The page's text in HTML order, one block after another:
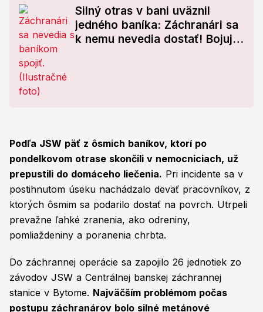
Silný otras v bani uväznil
jedného baníka: Záchranári sa
k nemu nevedia dostať! Bojujú
Podľa JSW päť z ôsmich baníkov, ktorí po
pondelkovom otrase skončili v nemocniciach, už
prepustili do domáceho liečenia. Pri incidente sa v
postihnutom úseku nachádzalo deväť pracovníkov, z
ktorých ôsmim sa podarilo dostať na povrch. Utrpeli
prevažne ľahké zranenia, ako odreniny,
pomliaždeniny a poranenia chrbta.
Do záchrannej operácie sa zapojilo 26 jednotiek zo
závodov JSW a Centrálnej banskej záchrannej
stanice v Bytome. Najväčším problémom počas
postupu záchranárov bolo silné metánové